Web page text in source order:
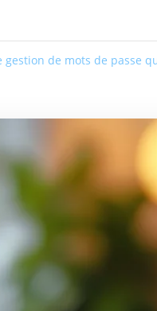
gestion de mots de passe